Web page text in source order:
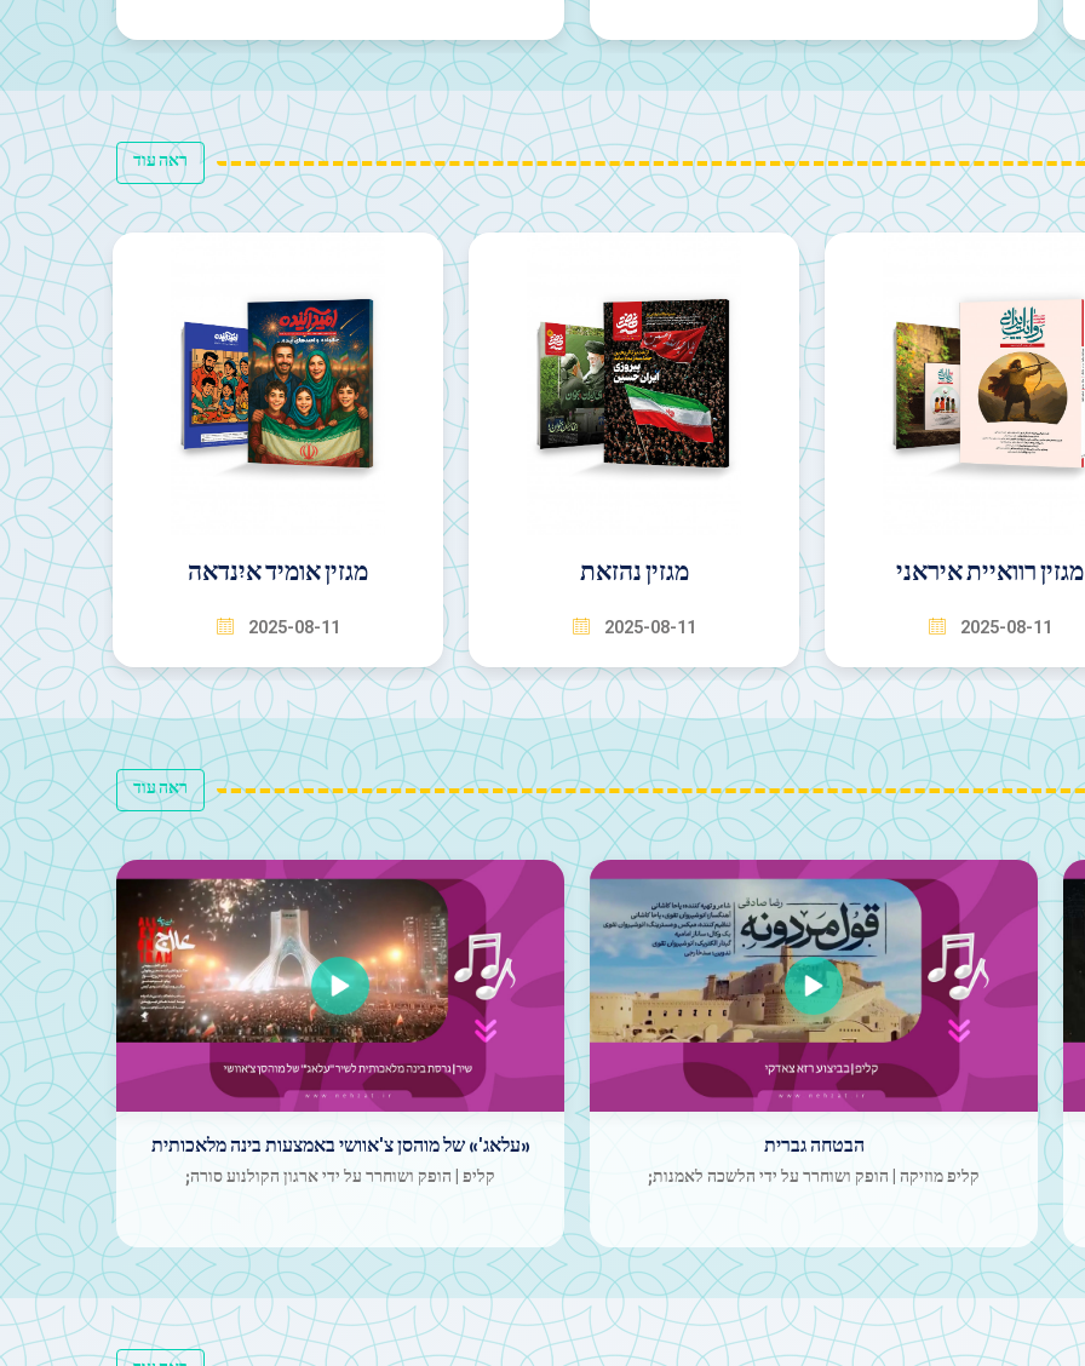
ראה עוד
מגזין נהזאת
2025-08-11
מגזין אומיד איִנדאה
2025-08-11
מגזין מאג'רה
2025-08-11
ראה עוד
«עלאג'» של מוהסן צ'אוושי באמצעות בינה מלאכותית
קליפ | הופק ושוחרר על ידי ארגון הקולנוע סורה;
האסיפה הגדולה «איראן, צולפיקאר של עלי» התקיימה
ברחבי איראן